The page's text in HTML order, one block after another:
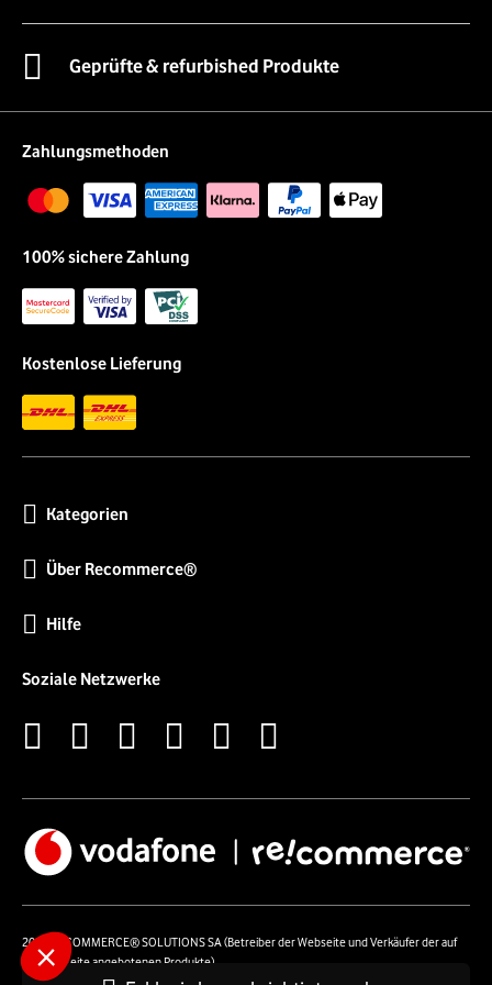
Geprüfte & refurbished Produkte
Zahlungsmethoden
100% sichere Zahlung
Kostenlose Lieferung
Kategorien
Über Recommerce®
Hilfe
Soziale Netzwerke
2026 RECOMMERCE® SOLUTIONS SA (Betreiber der Webseite und Verkäufer der auf
der Webseite angebotenen Produkte)